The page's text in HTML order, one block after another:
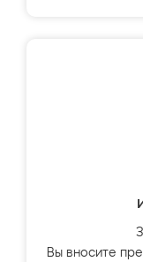
Вы вносите